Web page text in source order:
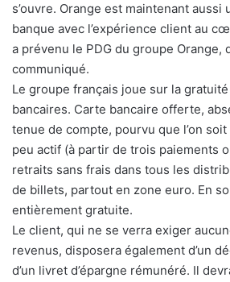
s’ouvre. Orange est maintenant aussi
banque avec l’expérience client au
a prévenu le PDG du groupe Orange,
communiqué.
Le groupe français joue sur la
bancaires. Carte bancaire offerte,
tenue de compte, pourvu que l’on
peu actif (à partir de trois paiements
retraits sans frais dans tous les
de billets, partout en zone euro. En
entièrement gratuite.
Le client, qui ne se verra exiger
revenus, disposera également d’un
d’un livret d’épargne rémunéré. Il